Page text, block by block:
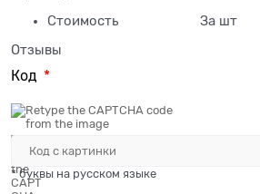
Стоимость
За шт
Отзывы
Код
* буквы на русском языке